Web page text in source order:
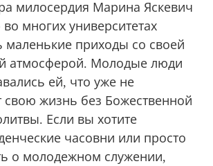
милосердия Марина Яскевич
во многих университетах
маленькие приходы со своей
атмосферой. Молодые люди
ей, что уже не
свою жизнь без Божественной
Если вы хотите
часовни или просто
о молодежном служении,